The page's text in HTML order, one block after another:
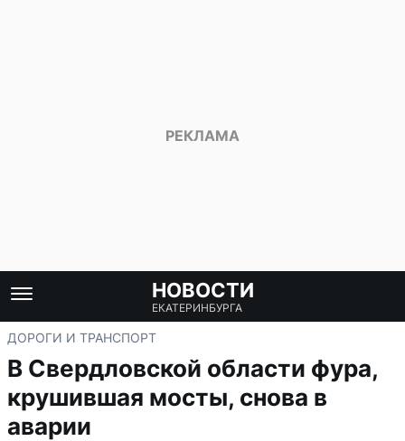
НОВОСТИ
ЕКАТЕРИНБУРГА
ДОРОГИ И ТРАНСПОРТ
В Свердловской области фура,
крушившая мосты, снова в
аварии